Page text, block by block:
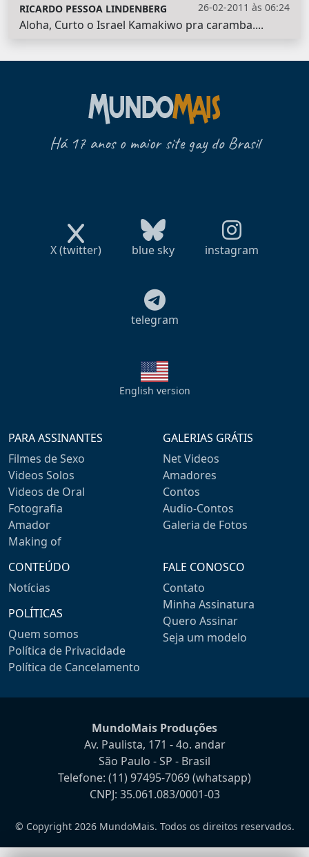
26-02-2011 às 06:24
RICARDO PESSOA LINDENBERG
Aloha, Curto o Israel Kamakiwo pra caramba....
Há 17 anos o maior site gay do Brasil
X (twitter) blue sky instagram
telegram
English version
PARA ASSINANTES
Filmes de Sexo
Videos Solos
Videos de Oral
Fotografia
Amador
Making of
GALERIAS GRÁTIS
Net Videos
Amadores
Contos
Audio-Contos
Galeria de Fotos
CONTEÚDO
Notícias
POLÍTICAS
Quem somos
Política de Privacidade
Política de Cancelamento
FALE CONOSCO
Contato
Minha Assinatura
Quero Assinar
Seja um modelo
MundoMais Produções
Av. Paulista, 171 - 4o. andar
São Paulo - SP - Brasil
Telefone: (11) 97495-7069(whatsapp)
CNPJ: 35.061.083/0001-03
© Copyright 2026 MundoMais. Todos os direitos reservados.